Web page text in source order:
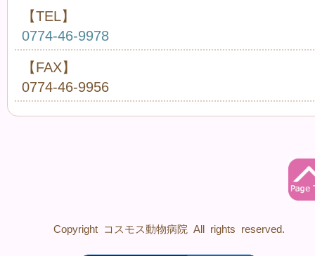
【TEL】
0774-46-9978
【FAX】
0774-46-9956
Copyright コスモス動物病院 All rights reserved.